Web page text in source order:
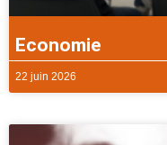
Economie
22 juin 2026